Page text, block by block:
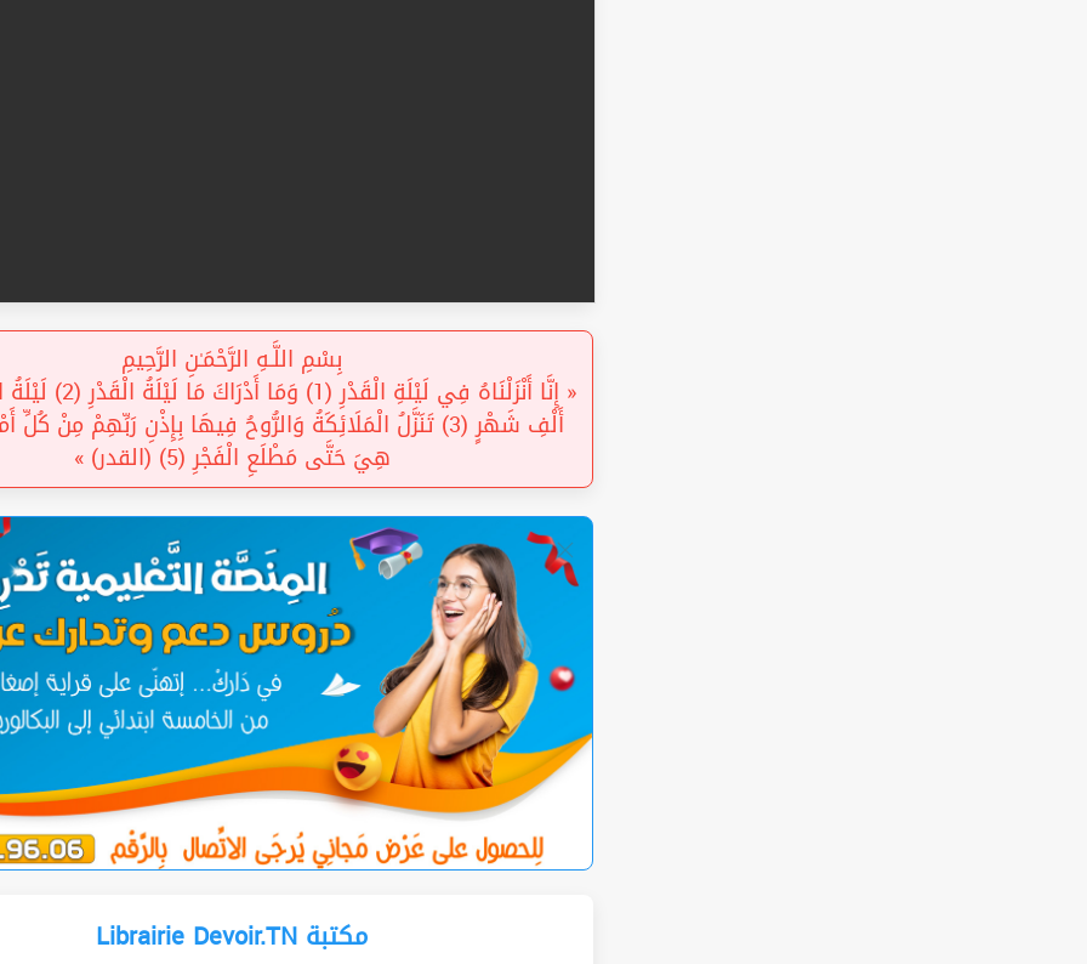
بِسْمِ اللَّـهِ الرَّحْمَـٰنِ الرَّحِيمِ
« إِنَّا أَنْزَلْنَاهُ فِي لَيْلَةِ
هِيَ حَتَّى مَطْلَعِ الْفَجْرِ (5) (القدر) »
Librairie Devoir.TN مكتبة